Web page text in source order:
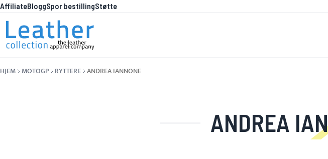
Hopp til innhold
AffiliateBloggSpor bestillingStøtte
HJEM MOTOGP RYTTERE ANDREA IANNONE
ANDREA